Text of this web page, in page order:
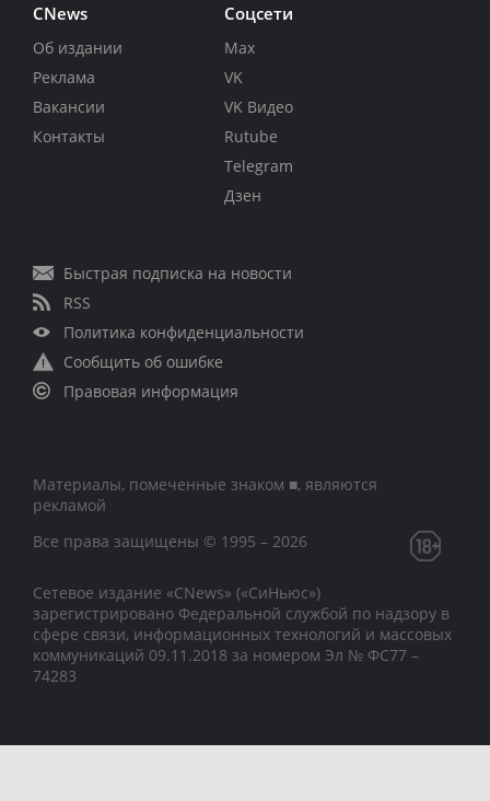
CNews
Об издании
Реклама
Вакансии
Контакты
Соцсети
Max
VK
VK Видео
Rutube
Telegram
Дзен
Быстрая подписка на новости
RSS
Политика конфиденциальности
Сообщить об ошибке
Правовая информация
Материалы, помеченные знаком ■, являются
рекламой
Все права защищены © 1995 – 2026
Сетевое издание «CNews» («СиНьюс»)
зарегистрировано Федеральной службой по надзору в
сфере связи, информационных технологий и массовых
коммуникаций 09.11.2018 за номером Эл № ФС77 –
74283